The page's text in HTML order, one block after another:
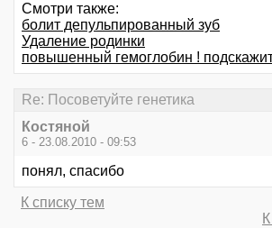
Смотри также:
болит депульпированный зуб
Удаление родинки
повышенный гемоглобин !
Re: Посоветуйте генетика
Костяной
6 - 23.08.2010 - 09:53
понял, спасибо
К списку тем